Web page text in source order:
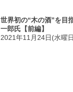
世界初の“木の酒”を目
一郎氏【前編】
2021年11月24日(水曜